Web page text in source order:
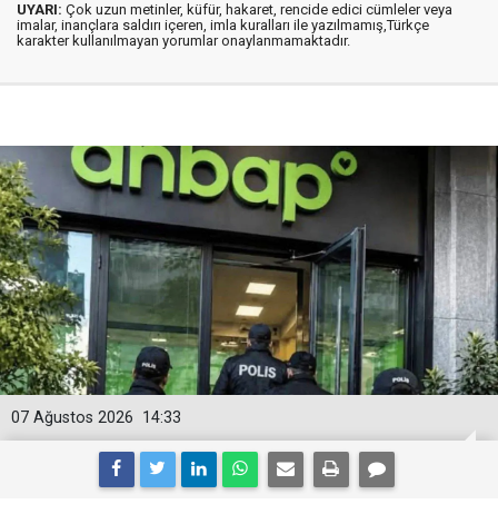
UYARI: Çok uzun metinler, küfür, hakaret, rencide edici cümleler veya
imalar, inançlara saldırı içeren, imla kuralları ile yazılmamış,Türkçe
karakter kullanılmayan yorumlar onaylanmamaktadır.
14:33
07 Ağustos 2026